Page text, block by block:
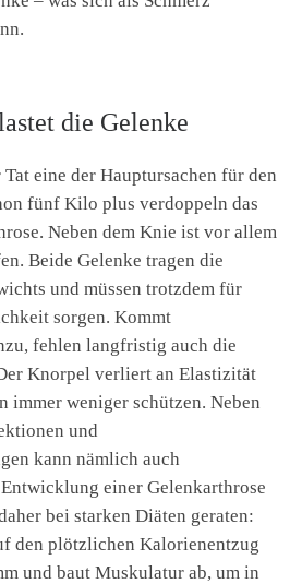
die Gelenke
eine der Hauptursachen für den
fünf Kilo plus verdoppeln das
Neben dem Knie ist vor allem
Beide Gelenke tragen die
und müssen trotzdem für
sorgen. Kommt
fehlen langfristig auch die
Knorpel verliert an Elastizität
immer weniger schützen. Neben
und
kann nämlich auch
einer Gelenkarthrose
bei starken Diäten geraten:
den plötzlichen Kalorienentzug
und baut Muskulatur ab, um in